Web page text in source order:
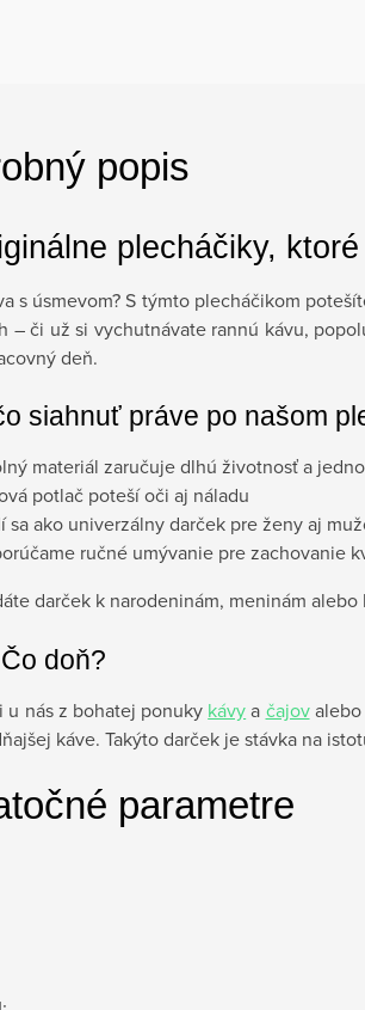
popis
plecháčiky,
s úsmevom? S týmto plecháčikom
– či už si vychutnávate rannú kávu,
deň.
siahnuť práve po našom
materiál zaručuje dlhú životnosť a
potlač poteší oči aj náladu
sa ako univerzálny darček pre ženy aj
ručné umývanie pre zachovanie
darček k narodeninám, meninám
doň?
u nás z bohatej ponuky kávya čajovalebo
káve. Takýto darček je stávka na
parametre